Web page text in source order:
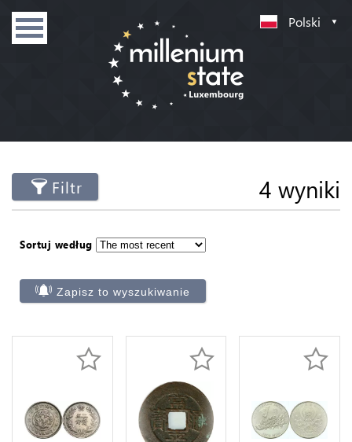
Polski
Filtr 4 wyniki
Sortuj według
Zapisz to wyszukiwanie